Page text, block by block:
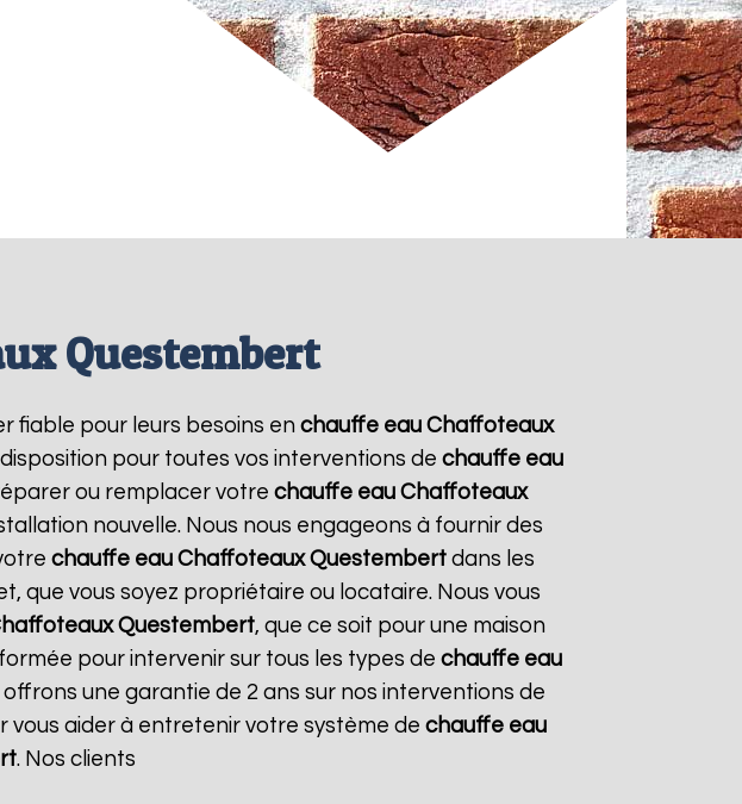
Questembert
fiable pour leurs besoins en chauffe eau Chaffoteaux
pour toutes vos interventions de chauffe eau
ou remplacer votre chauffe eau Chaffoteaux
nouvelle. Nous nous engageons à fournir des
chauffe eau Chaffoteaux Questembertdans les
que vous soyez propriétaire ou locataire. Nous vous
Questembert, que ce soit pour une maison
pour intervenir sur tous les types de chauffe eau
une garantie de 2 ans sur nos interventions de
vous aider à entretenir votre système de chauffe eau
. Nos clients